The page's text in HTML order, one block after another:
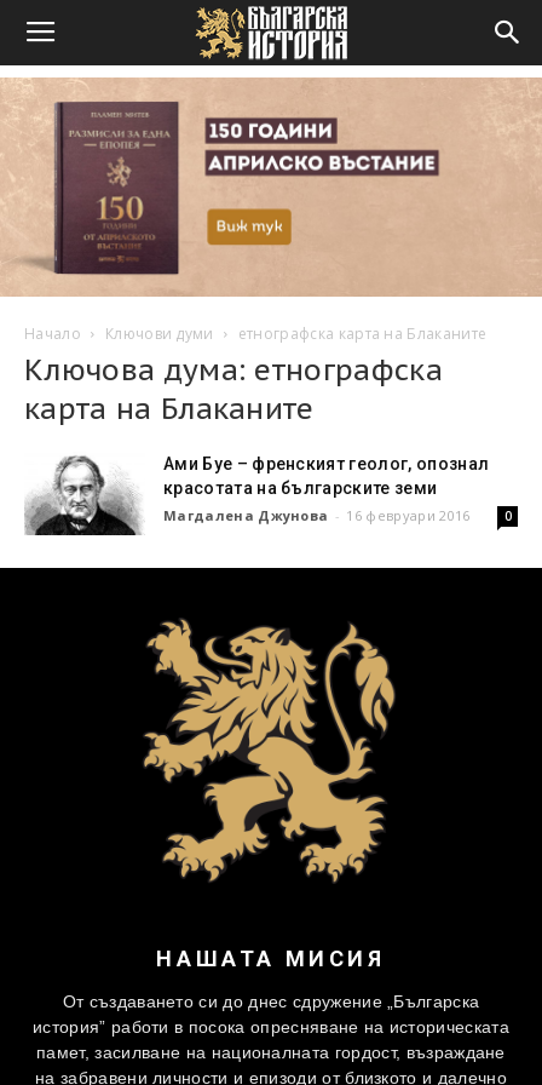
Начало Ключови думи етнографска карта на Блаканите
Ключова дума: етнографска
карта на Блаканите
Ами Буе – френският геолог, опознал
красотата на българските земи
Магдалена Джунова - 16 февруари 2016 0
НАШАТА МИСИЯ
От създаването си до днес сдружение „Българска
история” работи в посока опресняване на историческата
памет, засилване на националната гордост, възраждане
на забравени личности и епизоди от близкото и далечно